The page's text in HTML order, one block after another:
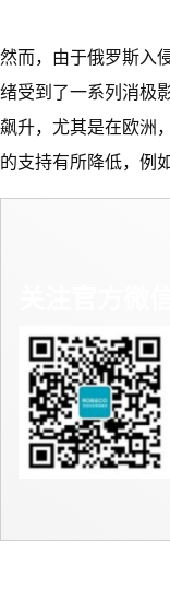
然而，由于俄罗斯入
绪受到了一系列消极
飙升，尤其是在欧洲
的支持有所降低，例